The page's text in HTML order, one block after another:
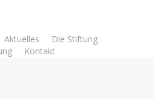
Aktuelles
Die Stiftung
Kontakt